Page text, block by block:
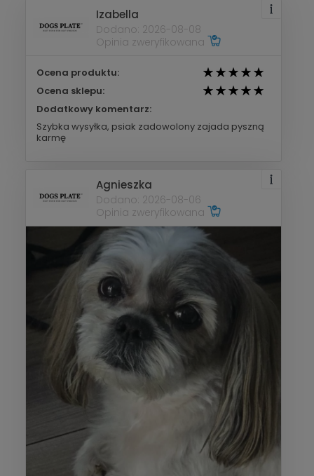
Izabella
Dodano: 2026-08-08
Opinia zweryfikowana
Ocena produktu:
Ocena sklepu:
Dodatkowy komentarz:
Szybka wysyłka, psiak zadowolony zajada pyszną
karmę
Agnieszka
Dodano: 2026-08-06
Opinia zweryfikowana